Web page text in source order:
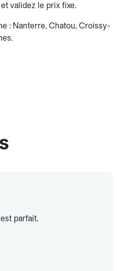
validez le prix fixe.
: Nanterre, Chatou, Croissy-
parfait.